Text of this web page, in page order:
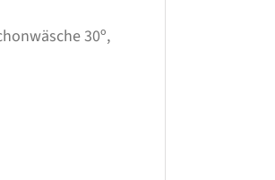
30º,